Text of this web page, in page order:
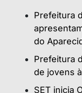
Prefeitura
do
Prefeitura
de jovens
SET inicia